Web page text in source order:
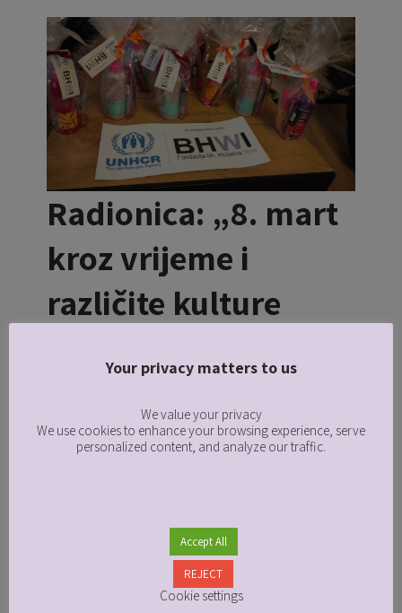
Radionica: „8. mart
kroz vrijeme i
različite kulture
U okviru redovnih aktivnosti UNHCR-ovog
projekta, BHWI je obilježio 8. mart Međunarodni
dan žena sa tražiteljicama azila iz AC Delijaš...
We value your privacy
We use cookies to enhance your browsing experience, serve
Accept All
REJECT